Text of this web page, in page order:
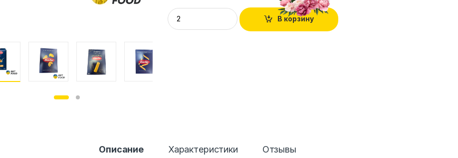
Q
u
a
В корзину
Описание Характеристики Отзывы